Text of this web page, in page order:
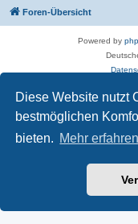
Diese Website nutzt
bestmöglichen
bieten. Mehr erfahren
Foren-Übersicht
Powered by